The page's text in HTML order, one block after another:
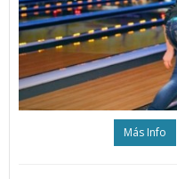
Más Info